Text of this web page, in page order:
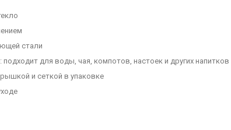
стали
подходит для воды, чая, компотов, настоек и других напитков
и сеткой в упаковке